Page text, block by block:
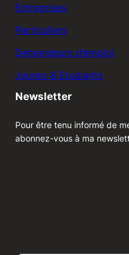
Entreprises
Particuliers
Demandeurs d’emploi
Jeunes & Etudiants
Newsletter
Pour être tenu informé de
abonnez-vous à ma